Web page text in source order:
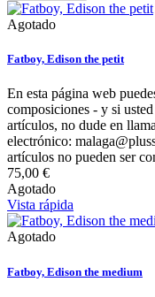
Agotado
Fatboy, Edison the petit
En esta página web
composiciones - y si
artículos, no dude en
electrónico:
artículos no pueden ser
75,00 €
Agotado
Vista rápida
Agotado
Fatboy, Edison the medium